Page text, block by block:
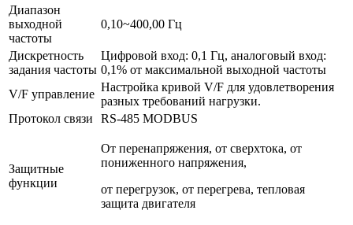
Диапазон
выходной
частоты
0,10~400,00 Гц
Дискретность
задания частоты
Цифровой вход: 0,1 Гц, аналоговый вход:
0,1% от максимальной выходной частоты
V/F управление
Настройка кривой V/F для удовлетворения
разных требований нагрузки.
Протокол связи
RS-485 MODBUS
Защитные
функции
От перенапряжения, от сверхтока, от
пониженного напряжения,
от перегрузок, от перегрева, тепловая
защита двигателя